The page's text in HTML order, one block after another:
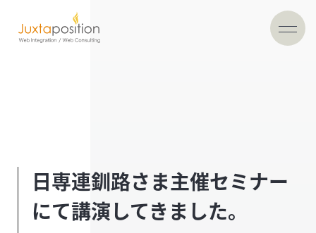
日専連釧路さま主催セミナー
にて講演してきました。